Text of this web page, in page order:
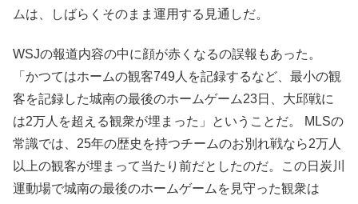
ムは、しばらくそのまま運用する見通しだ。
WSJの報道内容の中に顔が赤くなるの誤報もあった。
「かつてはホームの観客749人を記録するなど、最小の観
客を記録した城南の最後のホームゲーム23日、大邱戦に
は2万人を超える観衆が埋まった」ということだ。 MLSの
常識では、25年の歴史を持つチームのお別れ戦なら2万人
以上の観客が埋まって当たり前だとしたのだ。この日炭川
運動場で城南の最後のホームゲームを見守った観衆は